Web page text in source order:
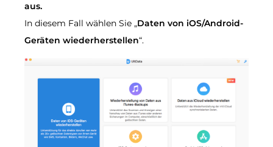
aus.
In diesem Fall wählen Sie „Daten von iOS/Android-
Geräten wiederherstellen“.